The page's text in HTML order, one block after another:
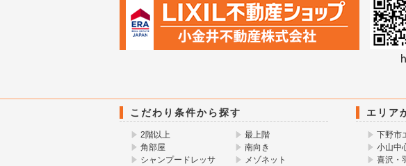
こだわり条件から探す
2階以上
最上階
角部屋
南向き
シャンプードレッサ
メゾネット
エリア
下野市
小山中
喜沢・